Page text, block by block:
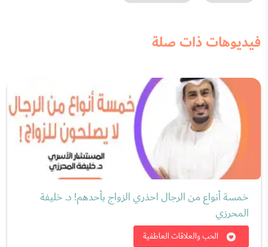
فيديوهات ذات صلة
الحب والعلاقات العاطفية
خمسة أنواع من الرجال احذري الزواج بأحدهم! د. خليفة
المحرزي
شاهد الان